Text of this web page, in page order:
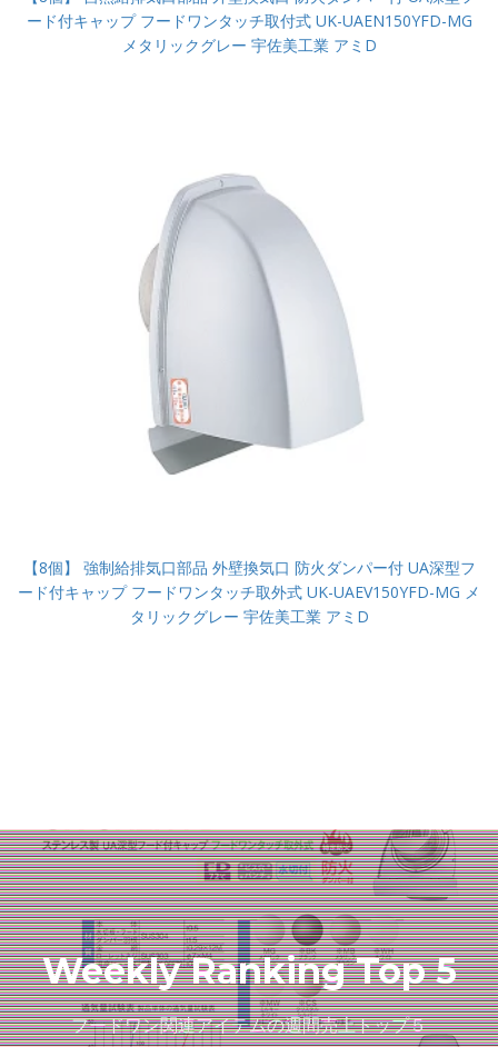
ード付キャップ フードワンタッチ取付式 UK-UAEN150YFD-MG
メタリックグレー 宇佐美工業 アミD
【8個】 強制給排気口部品 外壁換気口 防火ダンパー付 UA深型フ
ード付キャップ フードワンタッチ取外式 UK-UAEV150YFD-MG メ
タリックグレー 宇佐美工業 アミD
Weekly Ranking Top 5
フードワン関連アイテムの週間売上トップ５